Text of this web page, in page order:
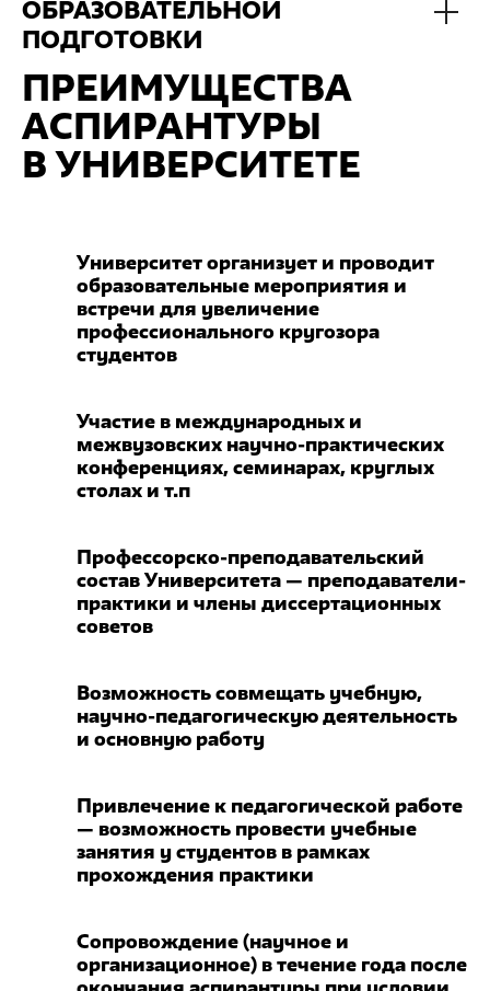
ОБРАЗОВАТЕЛЬНОЙ
ПОДГОТОВКИ
ПРЕИМУЩЕСТВА
АСПИРАНТУРЫ
В УНИВЕРСИТЕТЕ
Университет организует и проводит
образовательные мероприятия и
встречи для увеличение
профессионального кругозора
студентов
Участие в международных и
межвузовских научно-практических
конференциях, семинарах, круглых
столах и т.п
Профессорско-преподавательский
состав Университета — преподаватели-
практики и члены диссертационных
советов
Возможность совмещать учебную,
научно-педагогическую деятельность
и основную работу
Привлечение к педагогической работе
— возможность провести учебные
занятия у студентов в рамках
прохождения практики
Сопровождение (научное и
организационное) в течение года после